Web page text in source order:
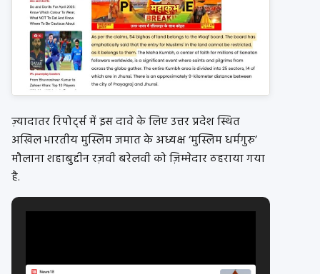
ज़्यादातर रिपोर्ट्स में इस दावे के लिए उत्तर प्रदेश स्थित
अखिल भारतीय मुस्लिम जमात के अध्यक्ष ‘मुस्लिम धर्मगुरु’
मौलाना शहाबुद्दीन रज़वी बरेलवी को ज़िम्मेदार ठहराया गया
है.